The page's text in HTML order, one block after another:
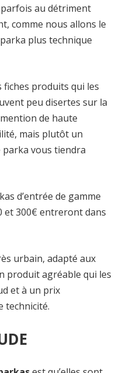
au détriment
comme nous allons le
plus technique
fiches produits qui les
peu disertes sur la
de haute
mais plutôt un
vous tiendra
d’entrée de gamme
et 300€ entreront dans
urbain, adapté aux
produit agréable qui les
et à un prix
technicité.